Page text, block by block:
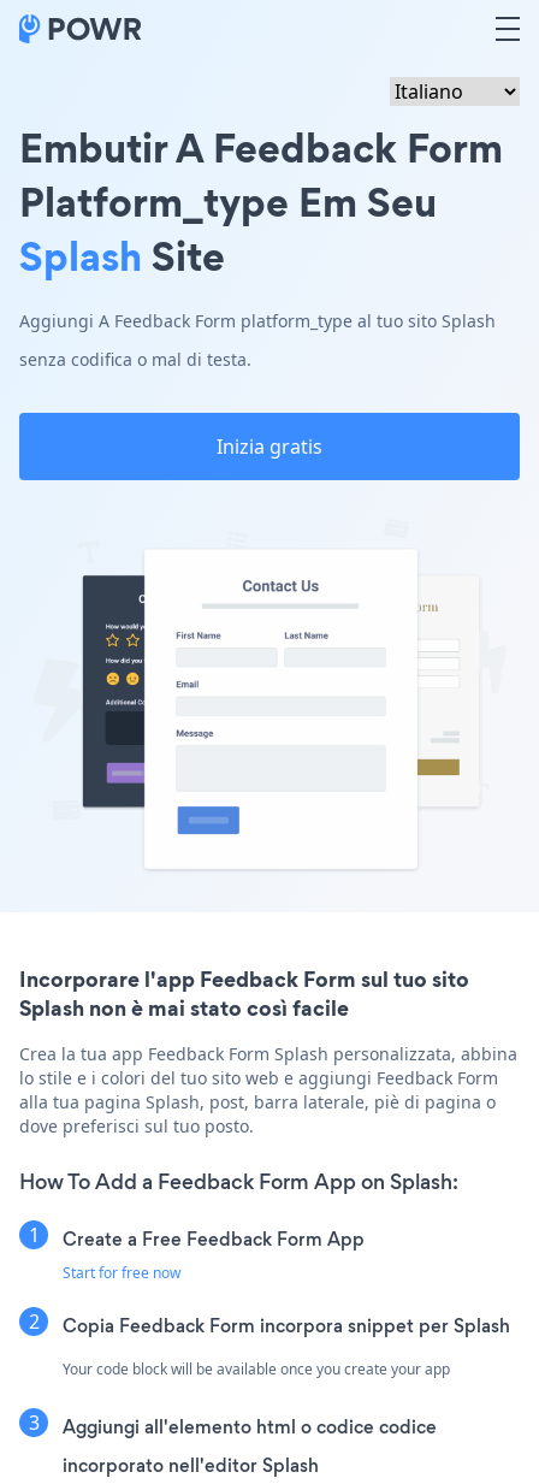
Embutir A Feedback Form
Platform_type Em Seu
SplashSite
Aggiungi A Feedback Form platform_type al tuo sito Splash
senza codifica o mal di testa.
Inizia gratis
Incorporare l'app Feedback Form sul tuo sito
Splash non è mai stato così facile
Crea la tua app Feedback Form Splash personalizzata, abbina
lo stile e i colori del tuo sito web e aggiungi Feedback Form
alla tua pagina Splash, post, barra laterale, piè di pagina o
dove preferisci sul tuo posto.
How To Add a Feedback Form App on Splash:
Create a Free Feedback Form App
Start for free now
Copia Feedback Form incorpora snippet per Splash
Your code block will be available once you create your app
Aggiungi all'elemento html o codice codice
incorporato nell'editor Splash